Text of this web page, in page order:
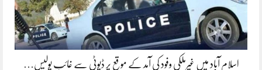
اسلام آباد میں غیرملکی وفود کی آمد کے موقع پر ڈیوٹی سے غائب پولیس…